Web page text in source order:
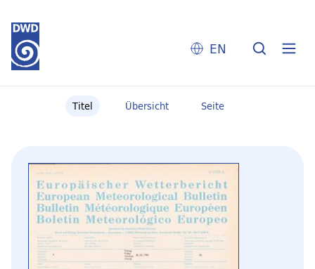
EN
Titel Übersicht Seite